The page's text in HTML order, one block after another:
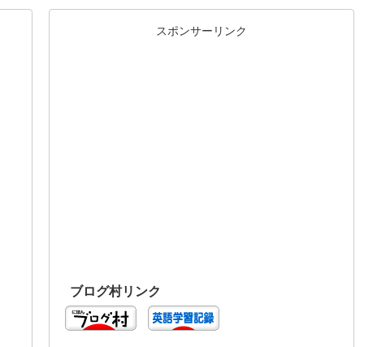
スポンサーリンク
ブログ村リンク